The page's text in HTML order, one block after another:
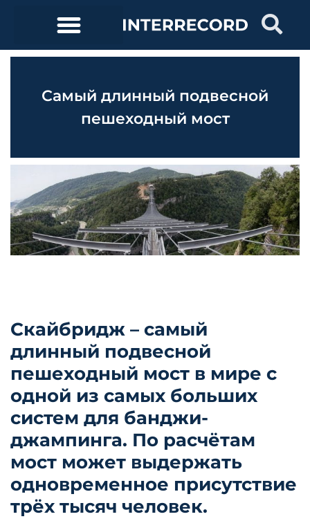
Самый длинный подвесной
пешеходный мост
Скайбридж – самый
длинный подвесной
пешеходный мост в мире с
одной из самых больших
систем для банджи-
джампинга. По расчётам
мост может выдержать
одновременное присутствие
трёх тысяч человек.